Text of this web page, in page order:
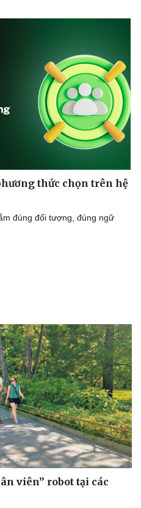
thức chọn trên hệ
đúng đối tượng, đúng ngữ
viên” robot tại các